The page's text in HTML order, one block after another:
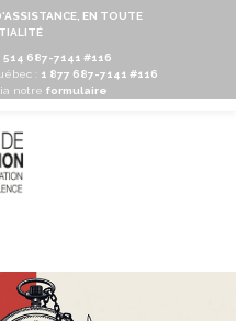
EN TOUTE
514 687-7141 #116
:
1 877 687-7141 #116
notre formulaire